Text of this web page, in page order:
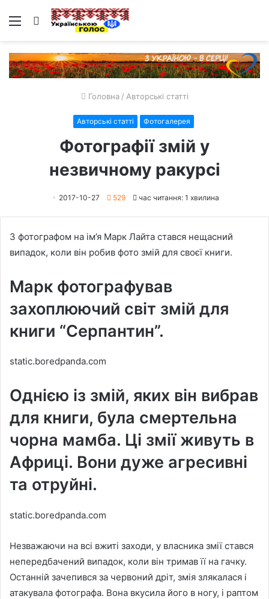
Меню Пошук
Головна / Авторські статті
Авторські статті Фотогалерея
Фотографії змій у
незвичному ракурсі
2017-10-27 529 час читання: 1 хвилина
З фотографом на ім’я Марк Лайта стався нещасний
випадок, коли він робив фото змій для своєї книги.
Марк фотографував
захоплюючий світ змій для
книги “Серпантин”.
static.boredpanda.com
Однією із змій, яких він вибрав
для книги, була смертельна
чорна мамба. Ці змії живуть в
Африці. Вони дуже агресивні
та отруйні.
static.boredpanda.com
Незважаючи на всі вжиті заходи, у власника змії стався
непередбачений випадок, коли він тримав її на гачку.
Останній зачепився за червоний дріт, змія злякалася і
атакувала фотографа. Вона вкусила його в ногу, і раптом